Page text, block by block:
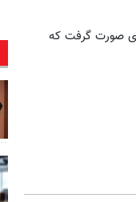
صورت گرفت که